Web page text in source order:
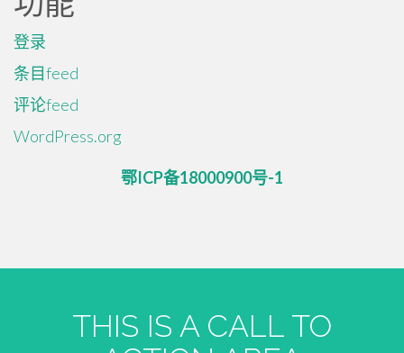
登录
条目feed
评论feed
WordPress.org
鄂ICP备18000900号-1
THIS IS A CALL TO